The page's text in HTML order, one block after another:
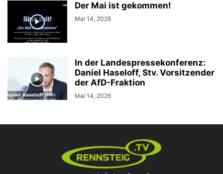
Der Mai ist gekommen!
Mai 14, 2026
In der Landespressekonferenz:
Daniel Haseloff, Stv. Vorsitzender
der AfD-Fraktion
Mai 14, 2026